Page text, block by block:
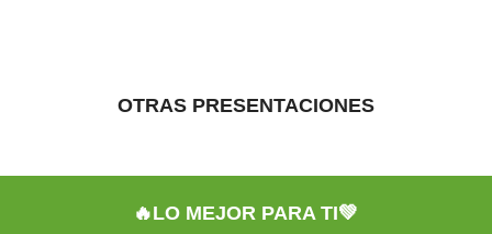
OTRAS PRESENTACIONES
🔥LO MEJOR PARA TI💚